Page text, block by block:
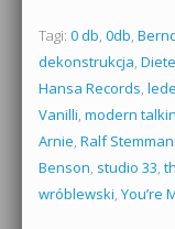
Tagi: 0 db, 0db,
dekonstrukcja,
Hansa Records, lede
Vanilli, modern
Arnie, Ralf
Benson, studio 33,
wróblewski, You’re